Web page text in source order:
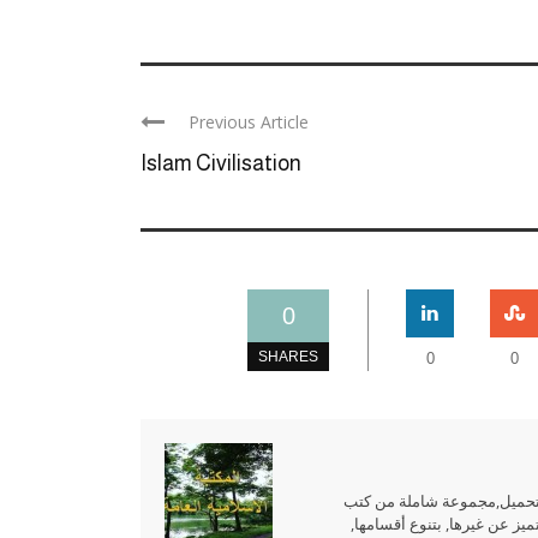
Previous Article
Islam Civilisation
0
SHARES 0
0
شاملة من كتب
عن غيرها, بتنوع أقسامها,